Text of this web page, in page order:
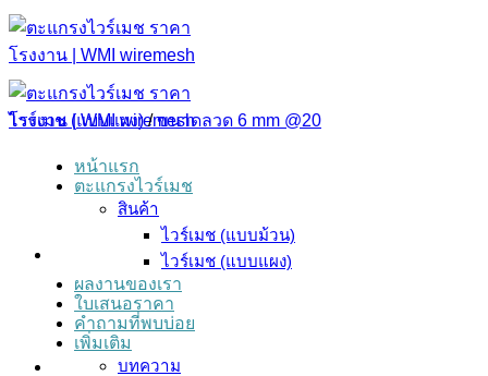
ข้าม
ไป
ยัง
เนื้อหา
หน้าแรก
ตะแกรงไวร์เมช
สินค้า
ไวร์เมช (แบบม้วน)
ไวร์เมช (แบบแผง)
ผลงานของเรา
ใบเสนอราคา
คำถามที่พบบ่อย
เพิ่มเติม
บทความ
ไวร์เมช (แบบแผง) / ขนาดลวด 6 mm @20